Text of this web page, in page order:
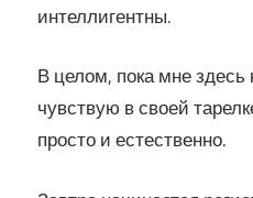
интеллигентны.
В целом, пока мне здесь
чувствую в своей
просто и естественно.